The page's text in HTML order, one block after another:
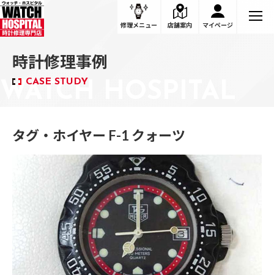
修理メニュー 店舗案内 マイページ
時計修理事例
CASE STUDY
タグ・ホイヤー F-1 クォーツ